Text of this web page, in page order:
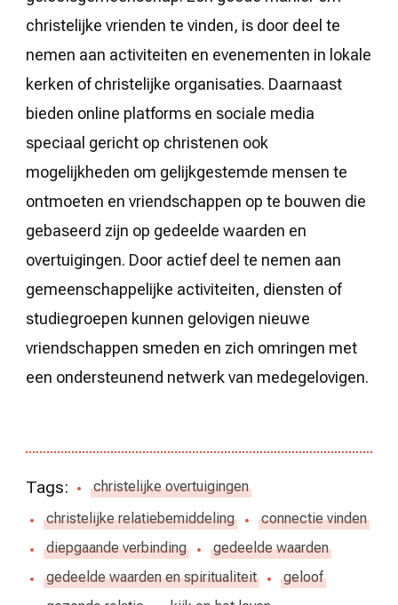
christelijke vrienden te vinden, is door deel te
nemen aan activiteiten en evenementen in lokale
kerken of christelijke organisaties. Daarnaast
bieden online platforms en sociale media
speciaal gericht op christenen ook
mogelijkheden om gelijkgestemde mensen te
ontmoeten en vriendschappen op te bouwen die
gebaseerd zijn op gedeelde waarden en
overtuigingen. Door actief deel te nemen aan
gemeenschappelijke activiteiten, diensten of
studiegroepen kunnen gelovigen nieuwe
vriendschappen smeden en zich omringen met
een ondersteunend netwerk van medegelovigen.
Tags:
christelijke overtuigingen
christelijke relatiebemiddeling
connectie vinden
diepgaande verbinding
gedeelde waarden
gedeelde waarden en spiritualiteit
geloof